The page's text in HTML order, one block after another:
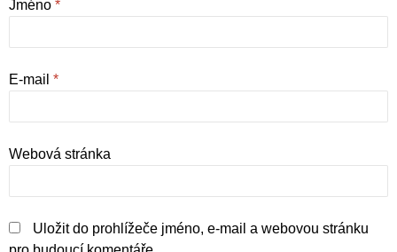
Jméno *
E-mail *
Webová stránka
Uložit do prohlížeče jméno, e-mail a webovou stránku